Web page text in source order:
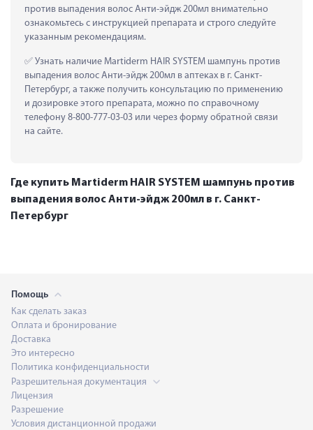
против выпадения волос Анти-эйдж 200мл внимательно
ознакомьтесь с инструкцией препарата и строго следуйте
указанным рекомендациям.
Узнать наличие Martiderm HAIR SYSTEM шампунь против
выпадения волос Анти-эйдж 200мл в аптеках в г. Санкт-
Петербург, а также получить консультацию по применению
и дозировке этого препарата, можно по справочному
телефону 8-800-777-03-03 или через форму обратной связи
на сайте.
Где купить Martiderm HAIR SYSTEM шампунь против
выпадения волос Анти-эйдж 200мл в г. Санкт-
Петербург
Помощь
Как сделать заказ
Оплата и бронирование
Доставка
Это интересно
Политика конфиденциальности
Разрешительная документация
Лицензия
Разрешение
Условия дистанционной продажи